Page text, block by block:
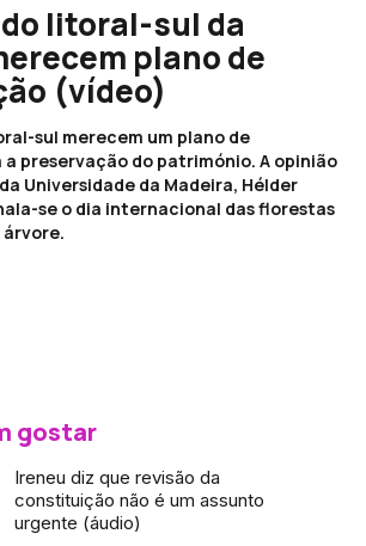
litoral-sul da
plano de
(vídeo)
sul merecem um plano de
preservação do património. A opinião
Universidade da Madeira, Hélder
se o dia internacional das florestas
árvore.
gostar
Ireneu diz que revisão da
constituição não é um assunto
urgente (áudio)